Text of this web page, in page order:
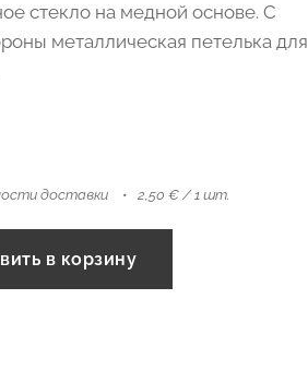
стекло на медной основе. С
металлическая петелька для
доставки 2,50 € / 1 шт.
в корзину